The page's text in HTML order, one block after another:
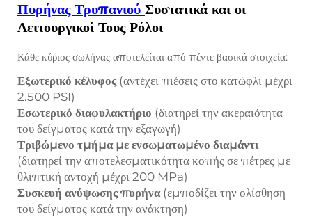
Πυρήνας Τρυπανιού Συστατικά και οι
Λειτουργικοί Τους Ρόλοι
Κάθε κύριος σωλήνας αποτελείται από πέντε βασικά στοιχεία:
Εξωτερικό κέλυφος (αντέχει πιέσεις στο κατώφλι μέχρι
2.500 PSI)
Εσωτερικό διαφυλακτήριο (διατηρεί την ακεραιότητα
του δείγματος κατά την εξαγωγή)
Τριβώμενο τμήμα με ενσωματωμένο διαμάντι
(διατηρεί την αποτελεσματικότητα κοπής σε πέτρες με
θλιπτική αντοχή μέχρι 200 MPa)
Συσκευή ανύψωσης πυρήνα (εμποδίζει την ολίσθηση
του δείγματος κατά την ανάκτηση)